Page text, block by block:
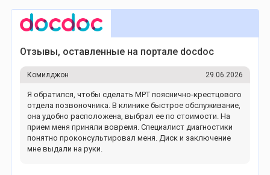
Отзывы, оставленные на портале docdoc
Комилджон 29.06.2026
Я обратился, чтобы сделать МРТ пояснично-крестцового
отдела позвоночника. В клинике быстрое обслуживание,
она удобно расположена, выбрал ее по стоимости. На
прием меня приняли вовремя. Специалист диагностики
понятно проконсультировал меня. Диск и заключение
мне выдали на руки.